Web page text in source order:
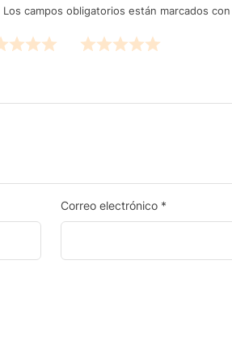
Los campos obligatorios están marcados
Correo electrónico *